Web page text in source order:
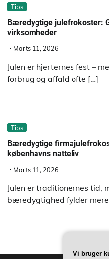
Tips
Bæredygtige julefrokoster:
virksomheder
Marts 11, 2026
Julen er hjerternes fest –
forbrug og affald ofte […]
Tips
Bæredygtige
københavns natteliv
Marts 11, 2026
Julen er traditionernes tid,
bæredygtighed fylder
Vi bruger